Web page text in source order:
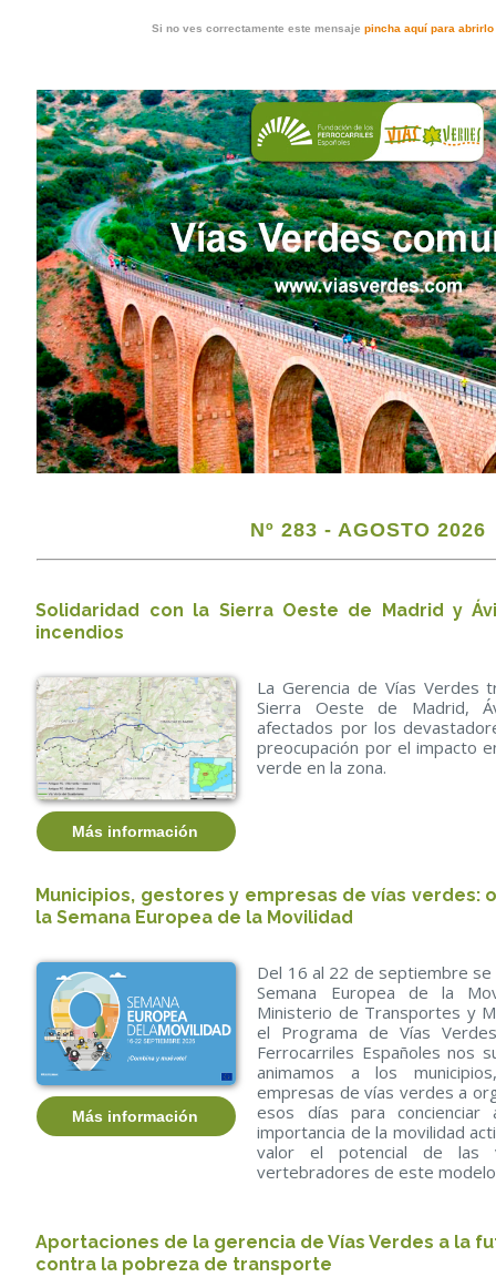
Si no ves correctamente este mensaje pincha aquí para
Nº 283 - AGOSTO 2026
Solidaridad con la Sierra Oeste de Madrid y
incendios
Más información
La Gerencia de Vías Verdes
Sierra Oeste de Madrid,
afectados por los
preocupación por el impacto
verde en la zona.
Municipios, gestores y empresas de vías verdes:
la Semana Europea de la Movilidad
Más información
Del 16 al 22 de septiembre se
Semana Europea de la
Ministerio de Transportes y
el Programa de Vías
Ferrocarriles Españoles nos
animamos a los
empresas de vías verdes a
esos días para
importancia de la movilidad
valor el potencial de las
vertebradores de este
Aportaciones de la gerencia de Vías Verdes a la
contra la pobreza de transporte